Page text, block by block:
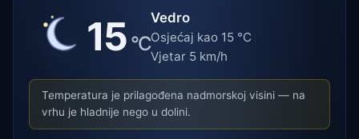
15 °C
Vedro
Osjećaj kao 15 °C
Vjetar 5 km/h
Temperatura je prilagođena nadmorskoj visini — na
vrhu je hladnije nego u dolini.